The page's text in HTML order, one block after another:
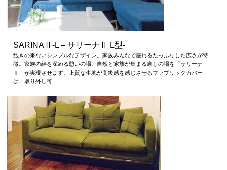
SARINAⅡ-L – サリーナⅡ L型-
飽きの来ないシンプルなデザイン。家族みんなで座れるたっぷりした広さが特
徴。家族の絆を深める憩いの場、自然と家族が集まる癒しの場を「サリーナ
Ⅱ」が実現させます。上質な生地が高級感を感じさせるファブリックカバー
は、取り外し可…